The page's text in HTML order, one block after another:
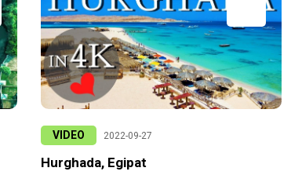
VIDEO 2022-09-27
Hurghada, Egipat